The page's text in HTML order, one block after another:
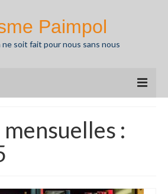
Paimpol
ne soit fait pour nous sans nous
: